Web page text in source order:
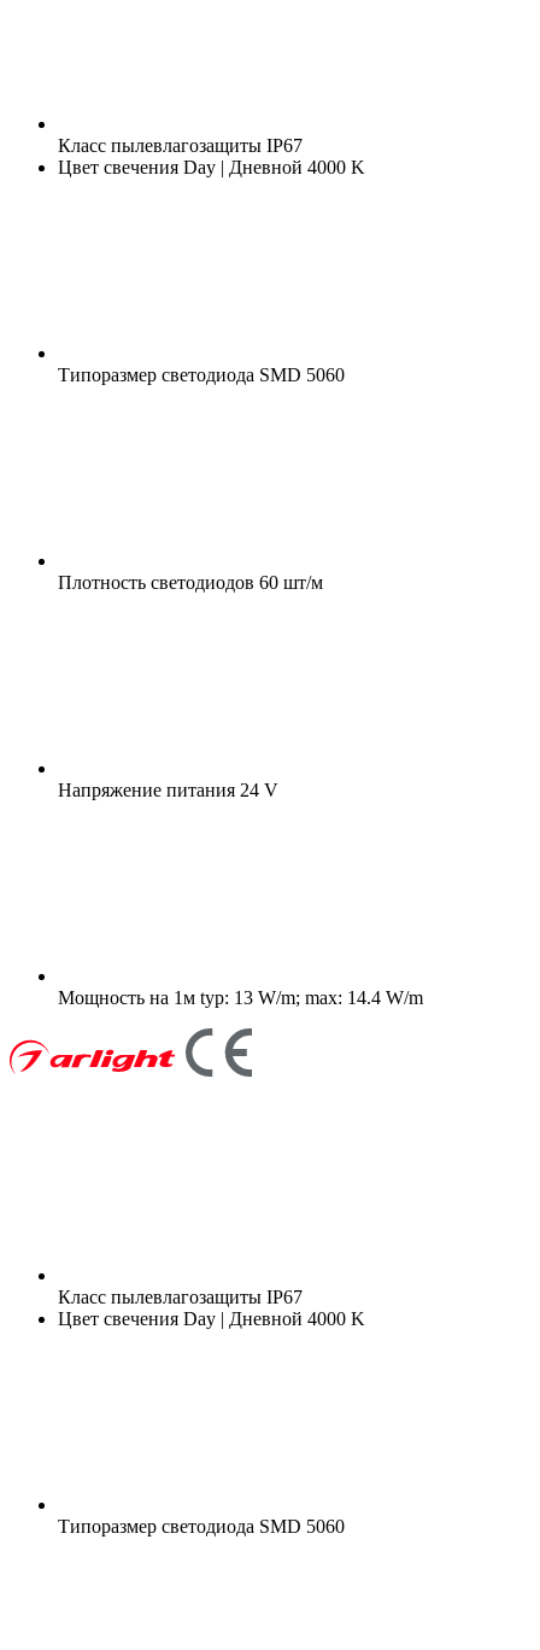
Класс пылевлагозащиты IP67
Цвет свечения Day | Дневной 4000 K
Типоразмер светодиода SMD 5060
Плотность светодиодов 60 шт/м
Напряжение питания 24 V
Мощность на 1м typ: 13 W/m; max: 14.4 W/m
Класс пылевлагозащиты IP67
Цвет свечения Day | Дневной 4000 K
Типоразмер светодиода SMD 5060